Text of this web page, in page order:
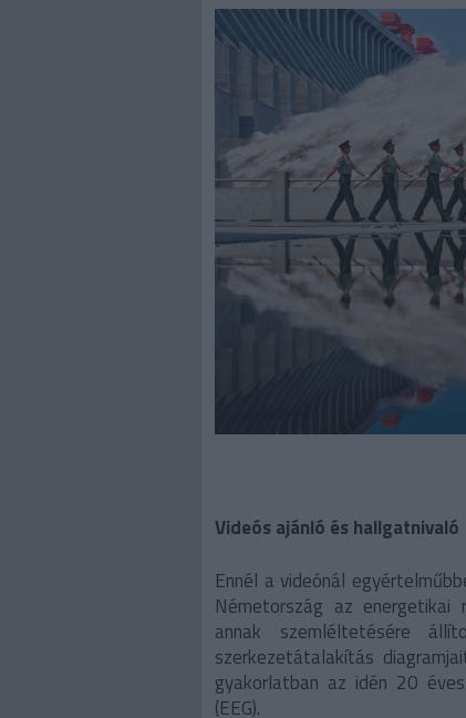
Videós ajánló és hallgatnivaló
Ennél a videónál
Németország az energetikai
annak szemléltetésére
szerkezetátalakítás
gyakorlatban az idén 20
(EEG).